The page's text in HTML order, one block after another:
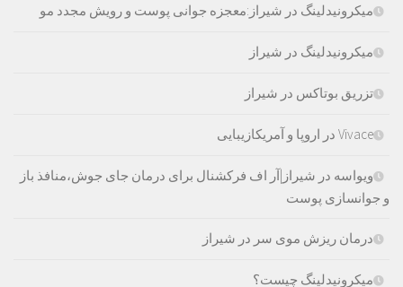
میکرونیدلینگ در شیراز:معجزه جوانی پوست و رویش مجدد مو
میکرونیدلینگ در شیراز
تزریق بوتاکس در شیراز
Vivace در اروپا و آمریکازیبایی
ویواسه در شیراز|آر اف فرکشنال برای درمان جای جوش،منافذ باز
و جوانسازی پوست
درمان ریزش موی سر در شیراز
میکرونیدلینگ چیست؟